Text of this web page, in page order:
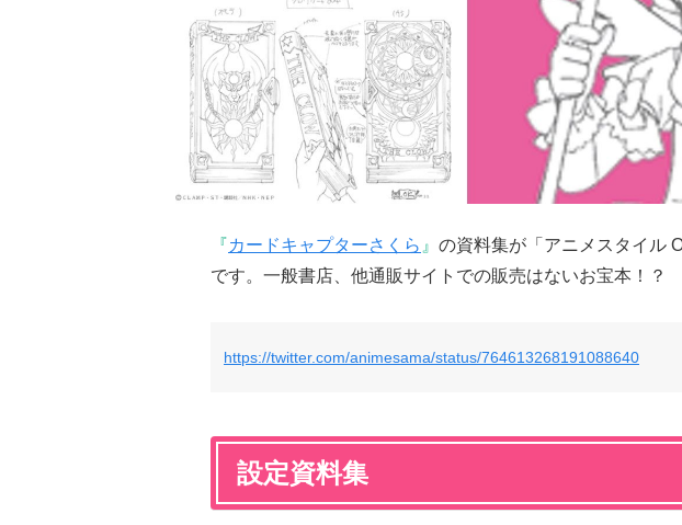
『カードキャプターさくら 』 の資料集が「アニメスタイル
です。一般書店、他通販サイトでの販売はないお宝本！？
https://twitter.com/animesama/status/764613268191088640
設定資料集